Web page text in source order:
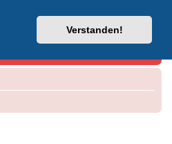
Verstanden!
Kabel-Helpdesk